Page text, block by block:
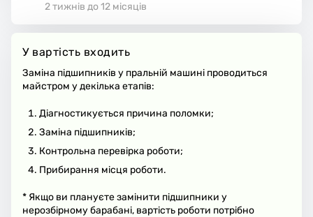
2 тижнів до 12 місяців
У вартість входить
Заміна підшипників у пральній машині проводиться
майстром у декілька етапів:
Діагностикується причина поломки;
Заміна підшипників;
Контрольна перевірка роботи;
Прибирання місця роботи.
* Якщо ви плануєте замінити підшипники у
нерозбірному барабані, вартість роботи потрібно